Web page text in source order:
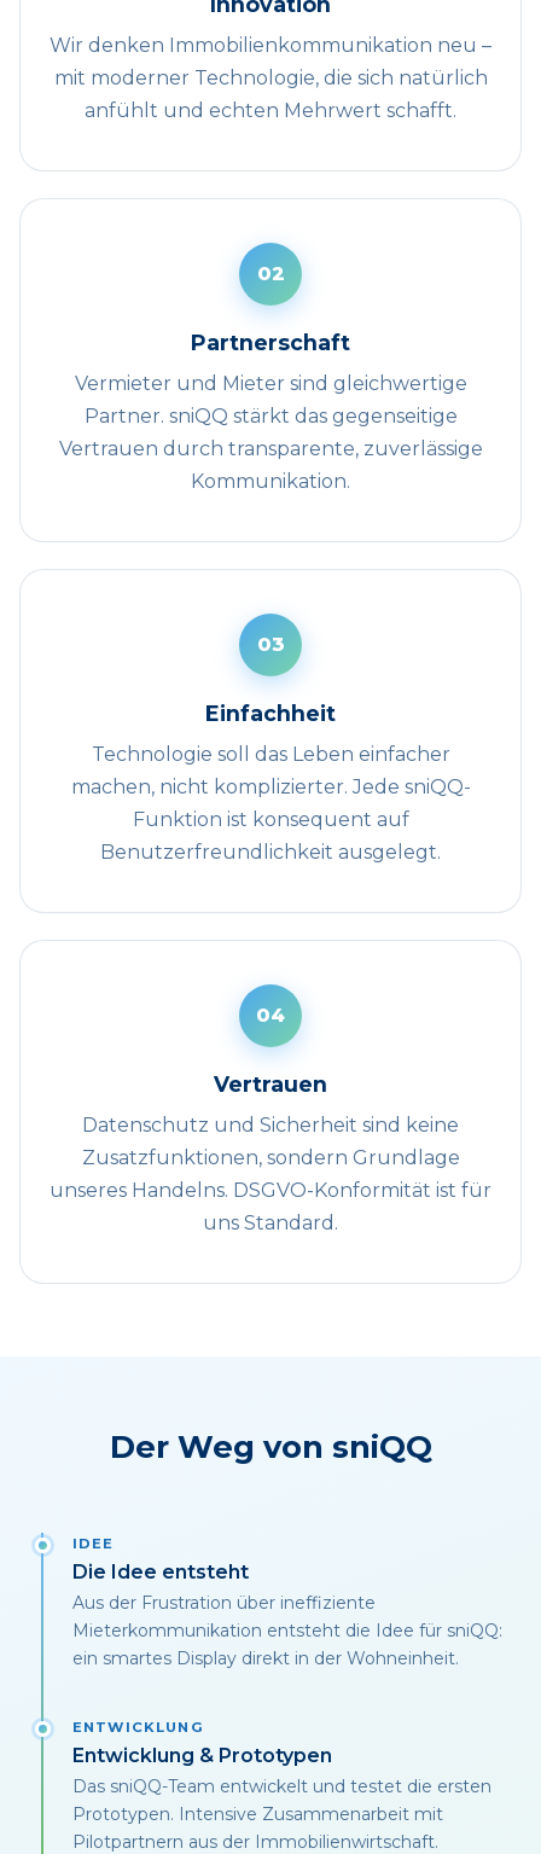
Wir denken Immobilienkommunikation neu –
mit moderner Technologie, die sich natürlich
anfühlt und echten Mehrwert schafft.
02
Partnerschaft
Vermieter und Mieter sind gleichwertige
Partner. sniQQ stärkt das gegenseitige
Vertrauen durch transparente, zuverlässige
Kommunikation.
03
Einfachheit
Technologie soll das Leben einfacher
machen, nicht komplizierter. Jede sniQQ-
Funktion ist konsequent auf
Benutzerfreundlichkeit ausgelegt.
04
Vertrauen
Datenschutz und Sicherheit sind keine
Zusatzfunktionen, sondern Grundlage
unseres Handelns. DSGVO-Konformität ist für
uns Standard.
Der Weg von sniQQ
IDEE
Die Idee entsteht
Aus der Frustration über ineffiziente
Mieterkommunikation entsteht die Idee für sniQQ:
ein smartes Display direkt in der Wohneinheit.
ENTWICKLUNG
Entwicklung & Prototypen
Das sniQQ-Team entwickelt und testet die ersten
Prototypen. Intensive Zusammenarbeit mit
Pilotpartnern aus der Immobilienwirtschaft.